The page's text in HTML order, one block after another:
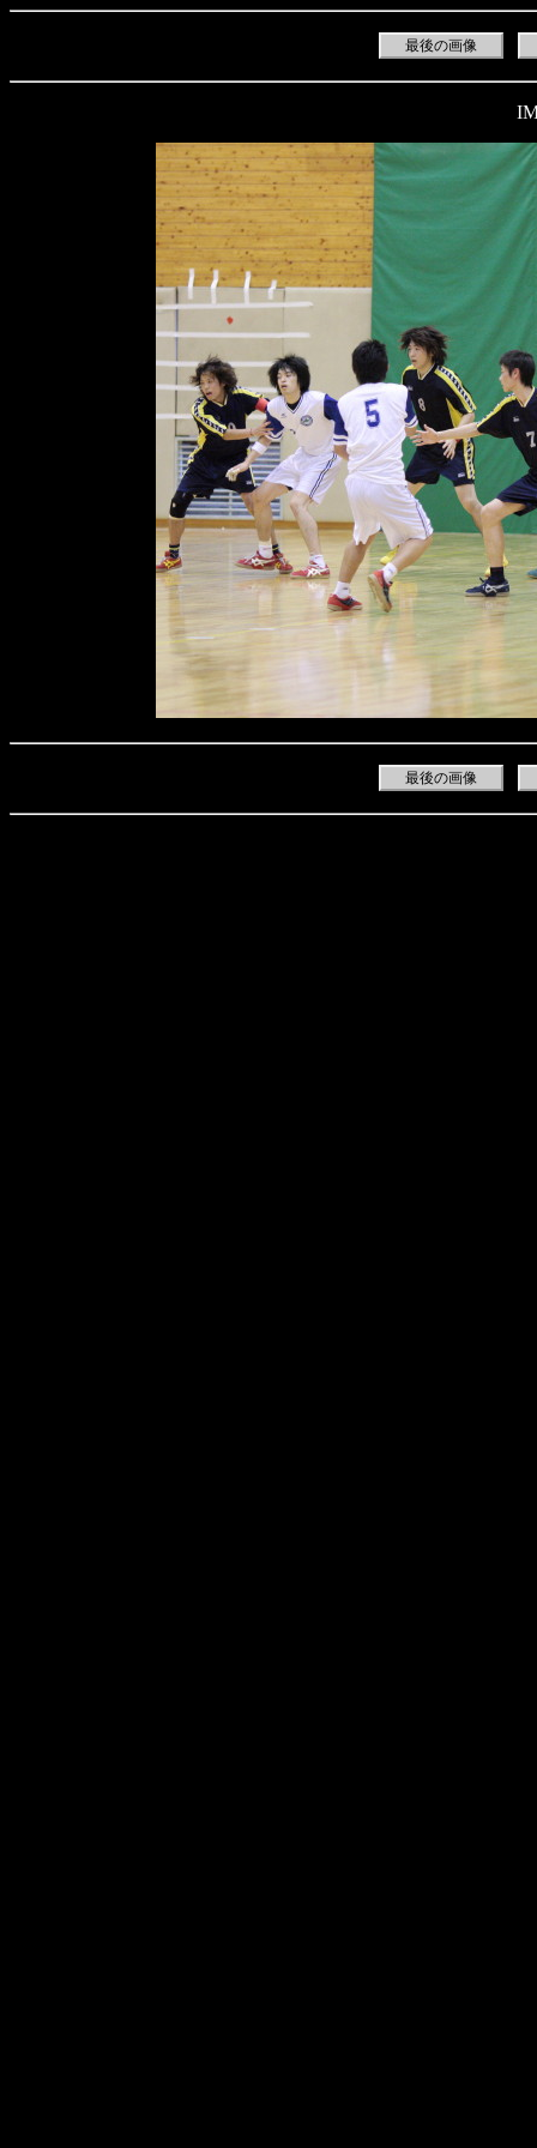
最後の画像
最後の画像